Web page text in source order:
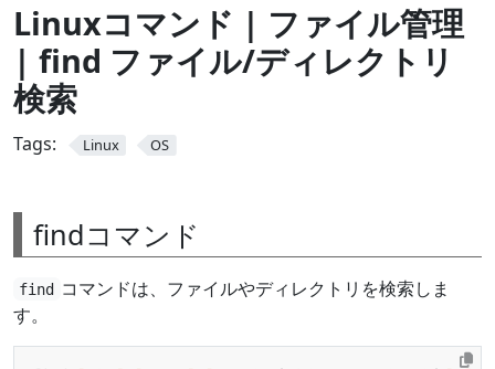
Linuxコマンド | ファイル管理
| find ファイル/ディレクトリ
検索
Tags: Linux OS
findコマンド
find
コマンドは、ファイルやディレクトリを検索しま
す。